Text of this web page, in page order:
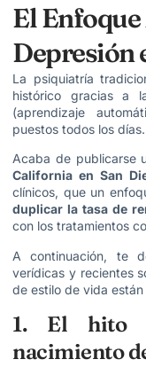
El
Depresión
La psiquiatría
histórico gracias a
(aprendizaje
puestos todos los días.
Acaba de publicarse
California en San
clínicos, que un
duplicar la tasa de
con los tratamientos
A continuación, te
verídicas y recientes
de estilo de vida
1. El hito
nacimiento